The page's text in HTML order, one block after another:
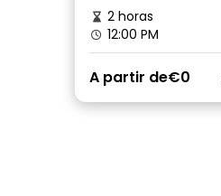
2 horas
12:00 PM
A partir de€0